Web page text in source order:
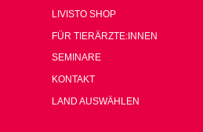
LIVISTO SHOP
FÜR TIERÄRZTE:INNEN
SEMINARE
KONTAKT
LAND AUSWÄHLEN